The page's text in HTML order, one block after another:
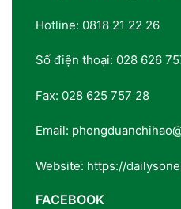
Hotline: 0818 21 22 26
Số điện thoại: 028 626
Fax: 028 625 757 28
Email:
Website: https://
FACEBOOK